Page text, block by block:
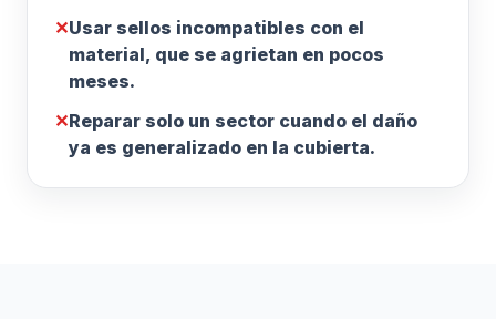
✕Usar sellos incompatibles con el
material, que se agrietan en pocos
meses.
✕Reparar solo un sector cuando el daño
ya es generalizado en la cubierta.